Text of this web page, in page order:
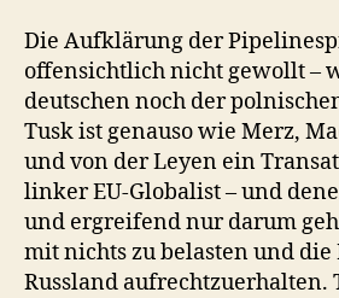
Die Aufklärung der
offensichtlich nicht gewollt –
deutschen noch der
Tusk ist genauso wie Merz,
und von der Leyen ein
linker EU-Globalist – und
und ergreifend nur darum
mit nichts zu belasten und die
Russland aufrechtzuerhalten.